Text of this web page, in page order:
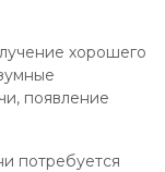
хорошего
появление
потребуется